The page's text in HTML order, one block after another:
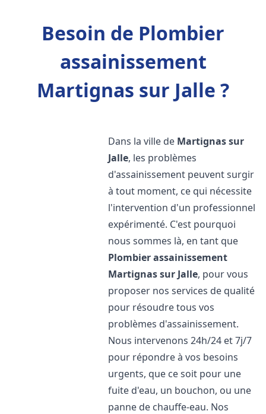
Besoin de Plombier
assainissement
Martignas sur Jalle ?
Dans la ville de Martignas sur
Jalle, les problèmes
d'assainissement peuvent surgir
à tout moment, ce qui nécessite
l'intervention d'un professionnel
expérimenté. C'est pourquoi
nous sommes là, en tant que
Plombier assainissement
Martignas sur Jalle, pour vous
proposer nos services de qualité
pour résoudre tous vos
problèmes d'assainissement.
Nous intervenons 24h/24 et 7j/7
pour répondre à vos besoins
urgents, que ce soit pour une
fuite d'eau, un bouchon, ou une
panne de chauffe-eau. Nos